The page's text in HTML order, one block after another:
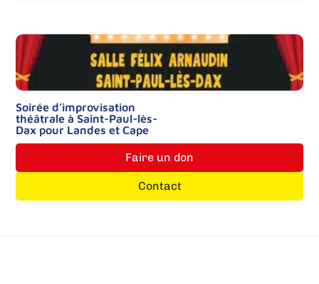
Soirée d’improvisation
théâtrale à Saint-Paul-lès-
Dax pour Landes et Cape
Faire un don
Contact